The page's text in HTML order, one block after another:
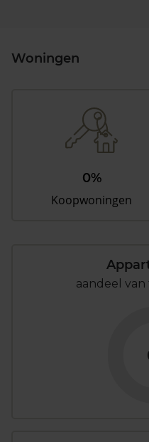
Woningen
0%
Koopwoningen
aandeel